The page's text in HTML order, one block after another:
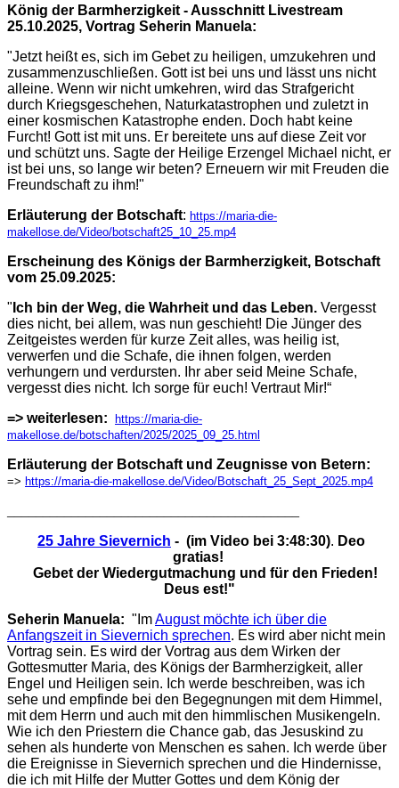
König der Barmherzigkeit - Ausschnitt Livestream
25.10.2025, Vortrag Seherin Manuela:
"Jetzt heißt es, sich im Gebet zu heiligen, umzukehren und
zusammenzuschließen. Gott ist bei uns und lässt uns nicht
alleine. Wenn wir nicht umkehren, wird das Strafgericht
durch Kriegsgeschehen, Naturkatastrophen und zuletzt in
einer kosmischen Katastrophe enden. Doch habt keine
Furcht! Gott ist mit uns. Er bereitete uns auf diese Zeit vor
und schützt uns. Sagte der Heilige Erzengel Michael nicht, er
ist bei uns, so lange wir beten? Erneuern wir mit Freuden die
Freundschaft zu ihm!"
Erläuterung der Botschaft: https://maria-die-
makellose.de/Video/botschaft25_10_25.mp4
Erscheinung des Königs der Barmherzigkeit, Botschaft
vom 25.09.2025:
" Ich bin der Weg, die Wahrheit und das Leben. Vergesst
dies nicht, bei allem, was nun geschieht! Die Jünger des
Zeitgeistes werden für kurze Zeit alles, was heilig ist,
verwerfen und die Schafe, die ihnen folgen, werden
verhungern und verdursten. Ihr aber seid Meine Schafe,
vergesst dies nicht. Ich sorge für euch! Vertraut Mir!“
=> weiterlesen:
https://maria-die-
makellose.de/botschaften/2025/2025_09_25.html
Erläuterung der Botschaft und Zeugnisse von Betern:
=> https://maria-die-makellose.de/Video/Botschaft_25_Sept_2025.mp4
25 Jahre Sievernich - (im Video bei 3:48:30). Deo
gratias!
Gebet der Wiedergutmachung und für den Frieden!
Deus est!"
Seherin Manuela: " ImAugust möchte ich über die
Anfangszeit in Sievernich sprechen. Es wird aber nicht mein
Vortrag sein. Es wird der Vortrag aus dem Wirken der
Gottesmutter Maria, des Königs der Barmherzigkeit, aller
Engel und Heiligen sein. Ich werde beschreiben, was ich
sehe und empfinde bei den Begegnungen mit dem Himmel,
mit dem Herrn und auch mit den himmlischen Musikengeln.
Wie ich den Priestern die Chance gab, das Jesuskind zu
sehen als hunderte von Menschen es sahen. Ich werde über
die Ereignisse in Sievernich sprechen und die Hindernisse,
die ich mit Hilfe der Mutter Gottes und dem König der